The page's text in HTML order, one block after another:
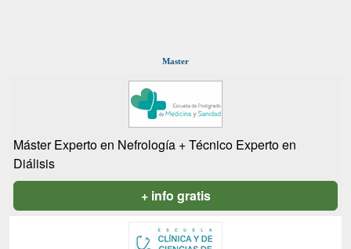
Master
Máster Experto en Nefrología + Técnico Experto en
Diálisis
+ info gratis